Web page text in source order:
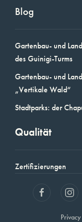
Blog
Gartenbau- und
des Guinigi-Turms
Gartenbau- und
„Vertikale Wald“
Stadtparks: der
Qualität
Zertifizierungen